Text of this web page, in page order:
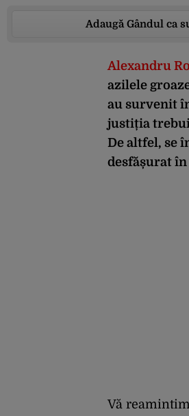
Adaugă Gândul ca
Alexandru
azilele
au survenit
justiția
De altfel, se
desfășurat
Vă